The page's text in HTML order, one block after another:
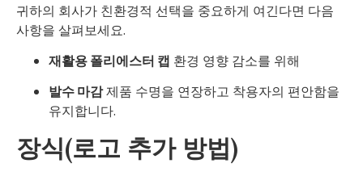
귀하의 회사가 친환경적 선택을 중요하게 여긴다면 다음
사항을 살펴보세요.
재활용 폴리에스터 캡 환경 영향 감소를 위해
발수 마감제품 수명을 연장하고 착용자의 편안함을
유지합니다.
장식(로고 추가 방법)